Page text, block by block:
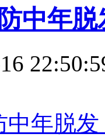
中年脱
中年脱